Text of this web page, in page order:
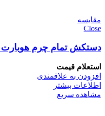
مقایسه
Close
دستکش تمام چرم هوبارت 35cm
استعلام قیمت
افزودن به علاقمندی
اطلاعات بیشتر
مشاهده سریع